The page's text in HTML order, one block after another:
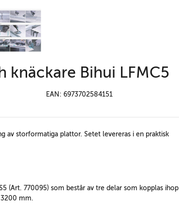
knäckare Bihui LFMC5
EAN: 6973702584151
av storformatiga plattor. Setet levereras i en praktisk
(Art. 770095) som består av tre delar som kopplas ihop
mm.